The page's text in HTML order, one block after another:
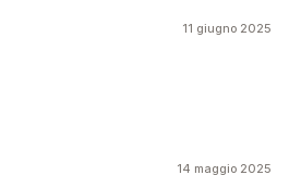
11 giugno 2025
14 maggio 2025